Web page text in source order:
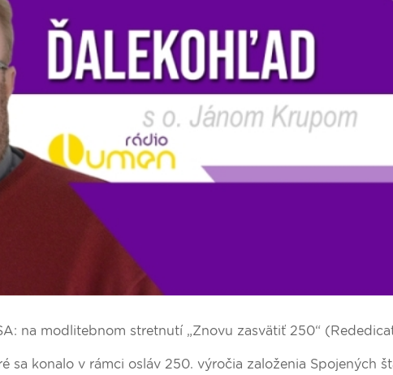
na modlitebnom stretnutí „Znovu zasvätiť 250“
konalo v rámci osláv 250. výročia založenia Spojených